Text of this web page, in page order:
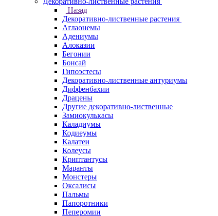
Назад
Декоративно-лиственные растения
Аглаонемы
Адениумы
Алоказии
Бегонии
Бонсай
Гипоэстесы
Декоративно-лиственные антуриумы
Диффенбахии
Драцены
Другие декоративно-лиственные
Замиокулькасы
Каладиумы
Кодиеумы
Калатеи
Колеусы
Криптантусы
Маранты
Монстеры
Оксалисы
Пальмы
Папоротники
Пеперомии